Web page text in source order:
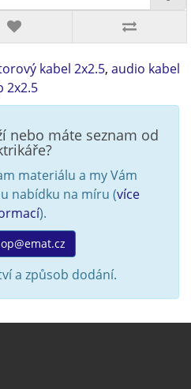
kabel 2x2.5, audio kabel
2x2.5
nebo máte seznam od
materiálu a my Vám
nabídku na míru (více
).
a způsob dodání.